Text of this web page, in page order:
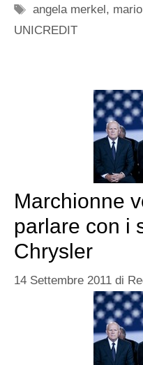
Tag
angela merkel ,
UNICREDIT
Marchionne
parlare con i
Chrysler
14 Settembre 2011 di